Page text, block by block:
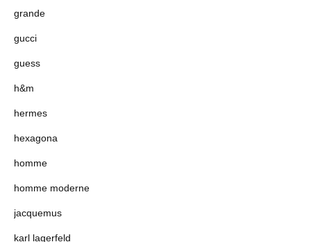
grande
gucci
guess
h&m
hermes
hexagona
homme
homme moderne
jacquemus
karl lagerfeld